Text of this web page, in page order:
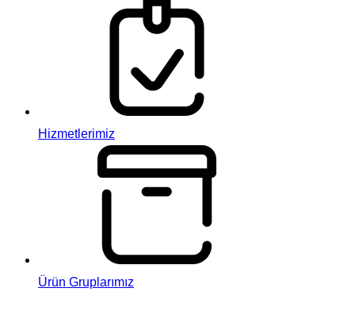
Hizmetlerimiz
Ürün Gruplarımız